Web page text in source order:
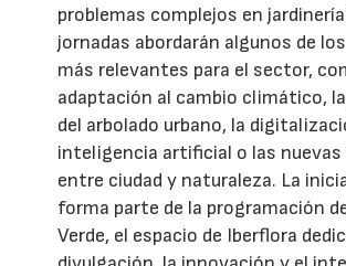
problemas complejos en
jornadas abordarán algunos de
más relevantes para el sector,
adaptación al cambio climático,
del arbolado urbano, la
inteligencia artificial o las nuevas
entre ciudad y naturaleza. La
forma parte de la programación
Verde, el espacio de Iberflora